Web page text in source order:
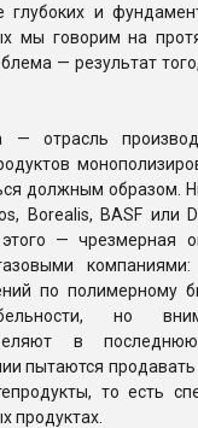
глубоких и
мы говорим на
— результат
— отрасль
должным образом.
Borealis, BASF или
— чрезмерная
по полимерному
но
в
пытаются
то есть
продуктах.